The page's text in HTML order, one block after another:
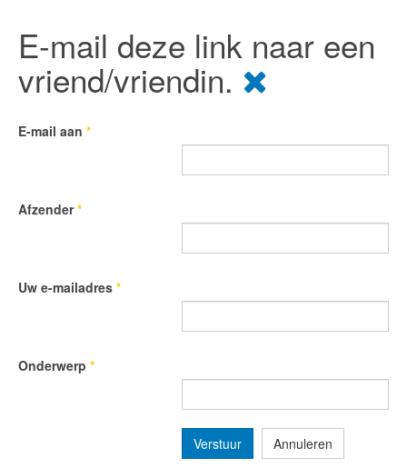
E-mail deze link naar een
vriend/vriendin.
E-mail aan *
Afzender*
Uw e-mailadres *
Onderwerp *
Verstuur Annuleren